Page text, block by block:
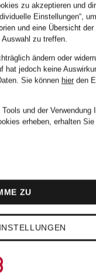
MOORER
HEKTOR
700
zu akzeptieren und
Einstellungen“,
und eine Übersicht
zu treffen.
ändern oder
hat jedoch keine
Sie können hier den
und der Verwendung
erheben, erhalten
ZU